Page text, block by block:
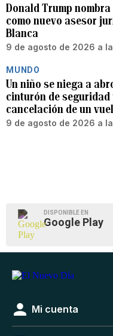
Donald Trump
como nuevo asesor
Blanca
9 de agosto de 2026 a
MUNDO
Un niño se niega a
cinturón de seguridad
cancelación de un
9 de agosto de 2026 a
DISPONIBLE EN
Google Play
Mi cuenta